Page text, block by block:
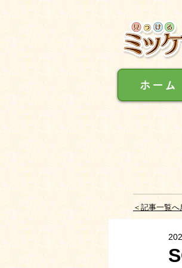
ホーム
＜記事一覧へ